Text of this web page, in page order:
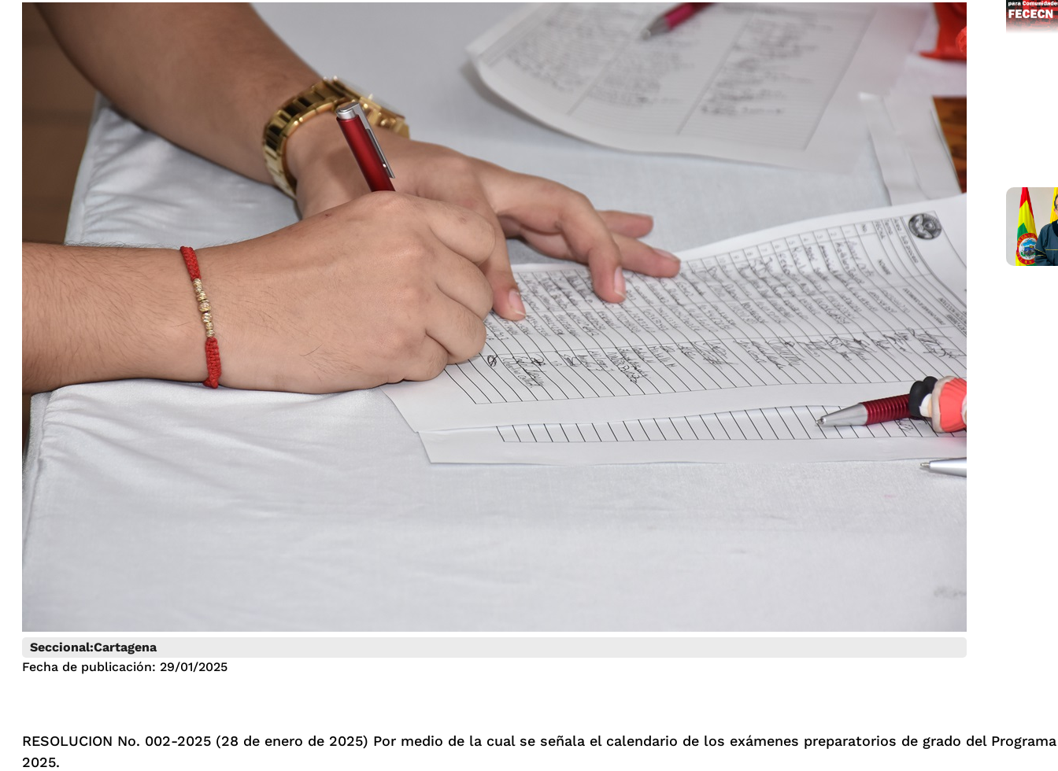
Seccional:Cartagena
Fecha de publicación: 29/01/2025
RESOLUCION No. 002-2025 (28 de enero de 2025) Por medio de la cual se señala el calendario de los exámenes preparatorios de grado del
2025.